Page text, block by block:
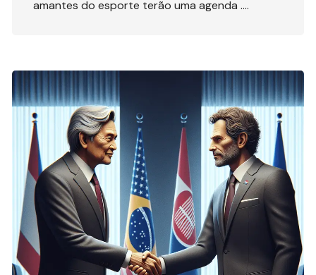
amantes do esporte terão uma agenda ….